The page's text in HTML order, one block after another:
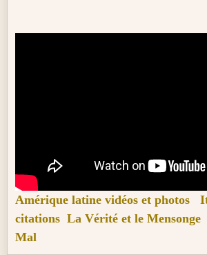
Amérique latine vidéos et photos
citations La Vérité et le Mensonge
Mal